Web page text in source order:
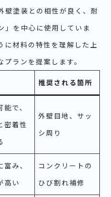
壁塗装との相性が良く、耐
」を中心に使用していま
に材料の特性を理解した上
ランを提案します。
推奨される箇所
で、
密着性
外壁目地、サッ
シ周り
み、
高い
コンクリートの
ひび割れ補修